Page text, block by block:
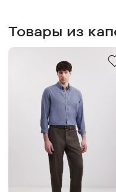
Товары из